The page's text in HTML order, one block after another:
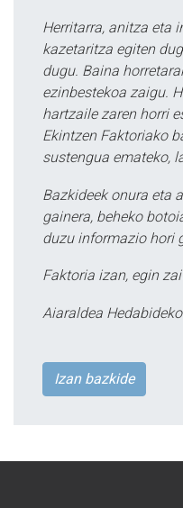
Herritarra, anitza eta
kazetaritza egiten
dugu. Baina
ezinbestekoa zaigu.
hartzaile zaren horri
Ekintzen Faktoriako
sustengua emateko,
Bazkideek onura eta
gainera, beheko
duzu informazio hori
Faktoria izan, egin
Aiaraldea
Izan bazkide